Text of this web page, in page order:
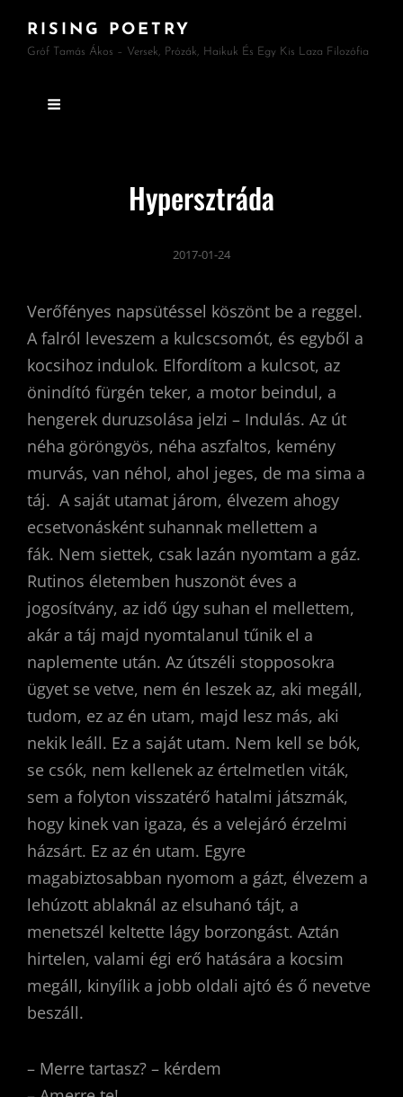
RISING POETRY
Gróf Tamás Ákos – Versek, Prózák, Haikuk És Egy Kis Laza Filozófia
Hypersztráda
2017-01-24
Verőfényes napsütéssel köszönt be a reggel.
A falról leveszem a kulcscsomót, és egyből a
kocsihoz indulok. Elfordítom a kulcsot, az
önindító fürgén teker, a motor beindul, a
hengerek duruzsolása jelzi – Indulás. Az út
néha göröngyös, néha aszfaltos, kemény
murvás, van néhol, ahol jeges, de ma sima a
táj. A saját utamat járom, élvezem ahogy
ecsetvonásként suhannak mellettem a
fák. Nem siettek, csak lazán nyomtam a gáz.
Rutinos életemben huszonöt éves a
jogosítvány, az idő úgy suhan el mellettem,
akár a táj majd nyomtalanul tűnik el a
naplemente után. Az útszéli stopposokra
ügyet se vetve, nem én leszek az, aki megáll,
tudom, ez az én utam, majd lesz más, aki
nekik leáll. Ez a saját utam. Nem kell se bók,
se csók, nem kellenek az értelmetlen viták,
sem a folyton visszatérő hatalmi játszmák,
hogy kinek van igaza, és a velejáró érzelmi
házsárt. Ez az én utam. Egyre
magabiztosabban nyomom a gázt, élvezem a
lehúzott ablaknál az elsuhanó tájt, a
menetszél keltette lágy borzongást. Aztán
hirtelen, valami égi erő hatására a kocsim
megáll, kinyílik a jobb oldali ajtó és ő nevetve
beszáll.
– Merre tartasz? – kérdem